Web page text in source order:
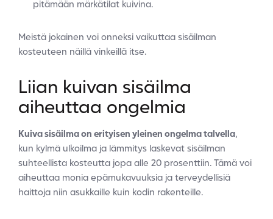
pitämään märkätilat kuivina.
Meistä jokainen voi onneksi vaikuttaa sisäilman
kosteuteen näillä vinkeillä itse.
Liian kuivan sisäilma
aiheuttaa ongelmia
Kuiva sisäilma on erityisen yleinen ongelma talvella,
kun kylmä ulkoilma ja lämmitys laskevat sisäilman
suhteellista kosteutta jopa alle 20 prosenttiin. Tämä voi
aiheuttaa monia epämukavuuksia ja terveydellisiä
haittoja niin asukkaille kuin kodin rakenteille.